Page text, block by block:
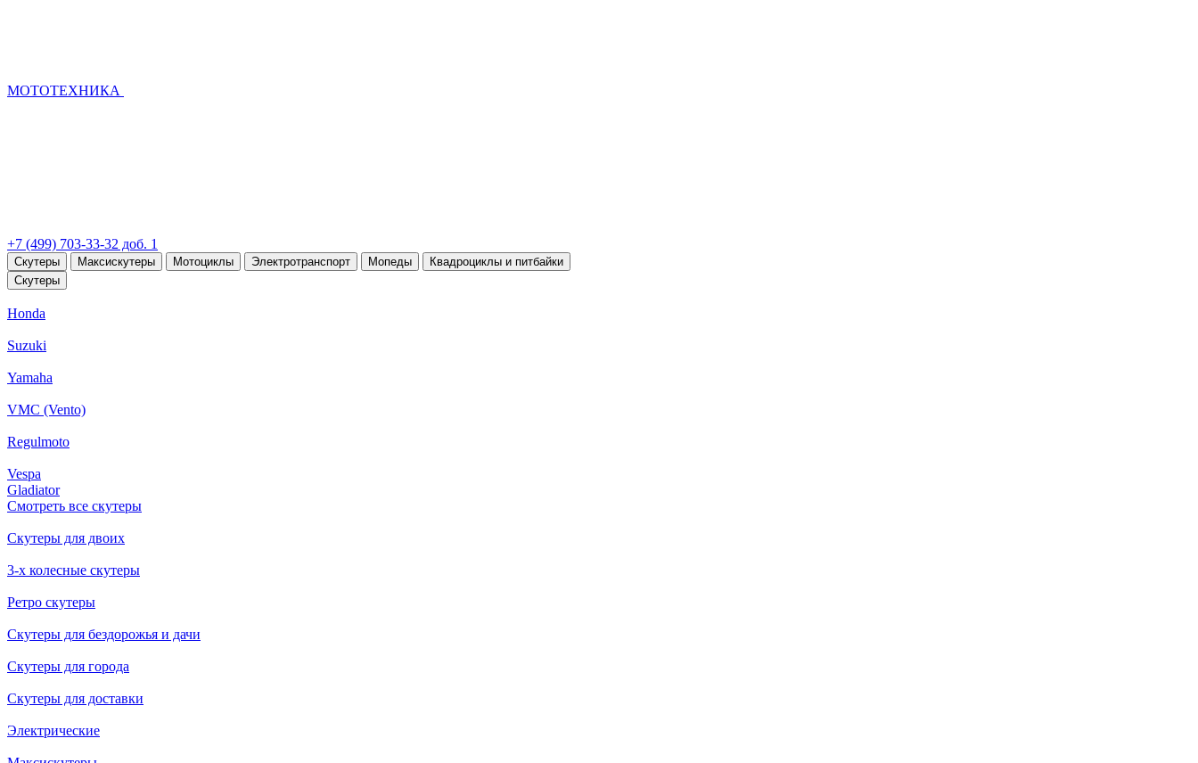
МОТОТЕХНИКА
+7 (499) 703-33-32 доб. 1
Скутеры Максискутеры Мотоциклы Электротранспорт Мопеды
Квадроциклы и питбайки
Скутеры
Honda
Suzuki
Yamaha
VMC (Vento)
Regulmoto
Vespa
Gladiator
Смотреть все скутеры
Скутеры для двоих
3-х колесные скутеры
Ретро скутеры
Скутеры для бездорожья и дачи
Скутеры для города
Скутеры для доставки
Электрические